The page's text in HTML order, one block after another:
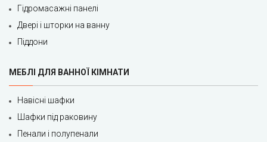
Гідромасажні панелі
Двері і шторки на ванну
Піддони
МЕБЛІ ДЛЯ ВАННОЇ КІМНАТИ
Навісні шафки
Шафки під раковину
Пенали і полупенали